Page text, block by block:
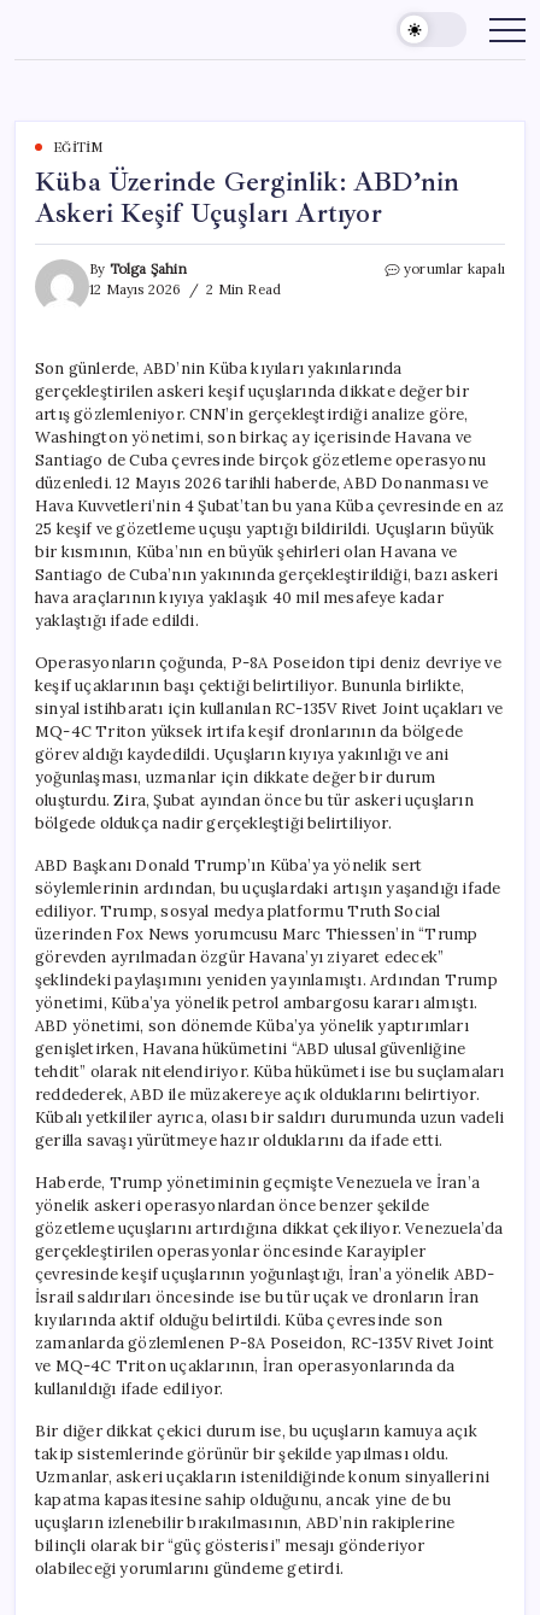
content
EĞITIM
Küba Üzerinde Gerginlik: ABD’nin
Askeri Keşif Uçuşları Artıyor
By Tolga Şahin
12 Mayıs 2026
2 Min Read
Küba
Uçuşları
Artıyor
için
yorumlar kapalı
Son günlerde, ABD’nin Küba kıyıları yakınlarında
gerçekleştirilen askeri keşif uçuşlarında dikkate değer bir
artış gözlemleniyor. CNN’in gerçekleştirdiği analize göre,
Washington yönetimi, son birkaç ay içerisinde Havana ve
Santiago de Cuba çevresinde birçok gözetleme operasyonu
düzenledi. 12 Mayıs 2026 tarihli haberde, ABD Donanması ve
Hava Kuvvetleri’nin 4 Şubat’tan bu yana Küba çevresinde en az
25 keşif ve gözetleme uçuşu yaptığı bildirildi. Uçuşların büyük
bir kısmının, Küba’nın en büyük şehirleri olan Havana ve
Santiago de Cuba’nın yakınında gerçekleştirildiği, bazı askeri
hava araçlarının kıyıya yaklaşık 40 mil mesafeye kadar
yaklaştığı ifade edildi.
Operasyonların çoğunda, P-8A Poseidon tipi deniz devriye ve
keşif uçaklarının başı çektiği belirtiliyor. Bununla birlikte,
sinyal istihbaratı için kullanılan RC-135V Rivet Joint uçakları ve
MQ-4C Triton yüksek irtifa keşif dronlarının da bölgede
görev aldığı kaydedildi. Uçuşların kıyıya yakınlığı ve ani
yoğunlaşması, uzmanlar için dikkate değer bir durum
oluşturdu. Zira, Şubat ayından önce bu tür askeri uçuşların
bölgede oldukça nadir gerçekleştiği belirtiliyor.
ABD Başkanı Donald Trump’ın Küba’ya yönelik sert
söylemlerinin ardından, bu uçuşlardaki artışın yaşandığı ifade
ediliyor. Trump, sosyal medya platformu Truth Social
üzerinden Fox News yorumcusu Marc Thiessen’in “Trump
görevden ayrılmadan özgür Havana’yı ziyaret edecek”
şeklindeki paylaşımını yeniden yayınlamıştı. Ardından Trump
yönetimi, Küba’ya yönelik petrol ambargosu kararı almıştı.
ABD yönetimi, son dönemde Küba’ya yönelik yaptırımları
genişletirken, Havana hükümetini “ABD ulusal güvenliğine
tehdit” olarak nitelendiriyor. Küba hükümeti ise bu suçlamaları
reddederek, ABD ile müzakereye açık olduklarını belirtiyor.
Kübalı yetkililer ayrıca, olası bir saldırı durumunda uzun vadeli
gerilla savaşı yürütmeye hazır olduklarını da ifade etti.
Haberde, Trump yönetiminin geçmişte Venezuela ve İran’a
yönelik askeri operasyonlardan önce benzer şekilde
gözetleme uçuşlarını artırdığına dikkat çekiliyor. Venezuela’da
gerçekleştirilen operasyonlar öncesinde Karayipler
çevresinde keşif uçuşlarının yoğunlaştığı, İran’a yönelik ABD-
İsrail saldırıları öncesinde ise bu tür uçak ve dronların İran
kıyılarında aktif olduğu belirtildi. Küba çevresinde son
zamanlarda gözlemlenen P-8A Poseidon, RC-135V Rivet Joint
ve MQ-4C Triton uçaklarının, İran operasyonlarında da
kullanıldığı ifade ediliyor.
Bir diğer dikkat çekici durum ise, bu uçuşların kamuya açık
takip sistemlerinde görünür bir şekilde yapılması oldu.
Uzmanlar, askeri uçakların istenildiğinde konum sinyallerini
kapatma kapasitesine sahip olduğunu, ancak yine de bu
uçuşların izlenebilir bırakılmasının, ABD’nin rakiplerine
bilinçli olarak bir “güç gösterisi” mesajı gönderiyor
olabileceği yorumlarını gündeme getirdi.